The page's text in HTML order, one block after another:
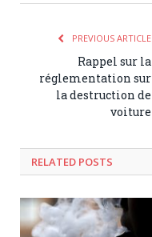
PREVIOUS ARTICLE
Rappel sur la
réglementation sur
la destruction de
voiture
RELATED POSTS